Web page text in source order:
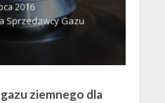
2016
Sprzedawcy Gazu
ziemnego dla